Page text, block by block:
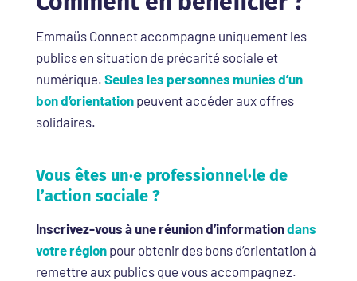
Emmaüs Connect accompagne uniquement les
publics en situation de précarité sociale et
numérique. Seules les personnes munies d’un
bon d’orientationpeuvent accéder aux offres
solidaires.
Vous êtes un·e professionnel·le de
l’action sociale ?
Inscrivez-vous à une réunion d’informationdans
votre régionpour obtenir des bons d’orientation à
remettre aux publics que vous accompagnez.